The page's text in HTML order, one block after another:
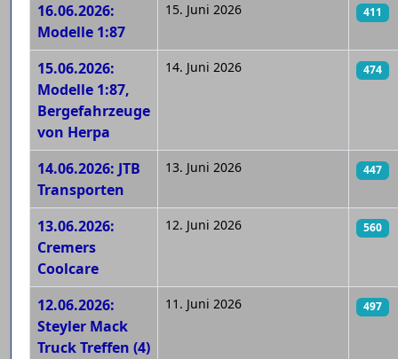
16.06.2026:
Modelle 1:87
15. Juni 2026 411
15.06.2026:
Modelle 1:87,
Bergefahrzeuge
von Herpa
14. Juni 2026 474
14.06.2026: JTB
Transporten
13. Juni 2026 447
13.06.2026:
Cremers
Coolcare
12. Juni 2026 560
12.06.2026:
Steyler Mack
Truck Treffen (4)
11. Juni 2026 497